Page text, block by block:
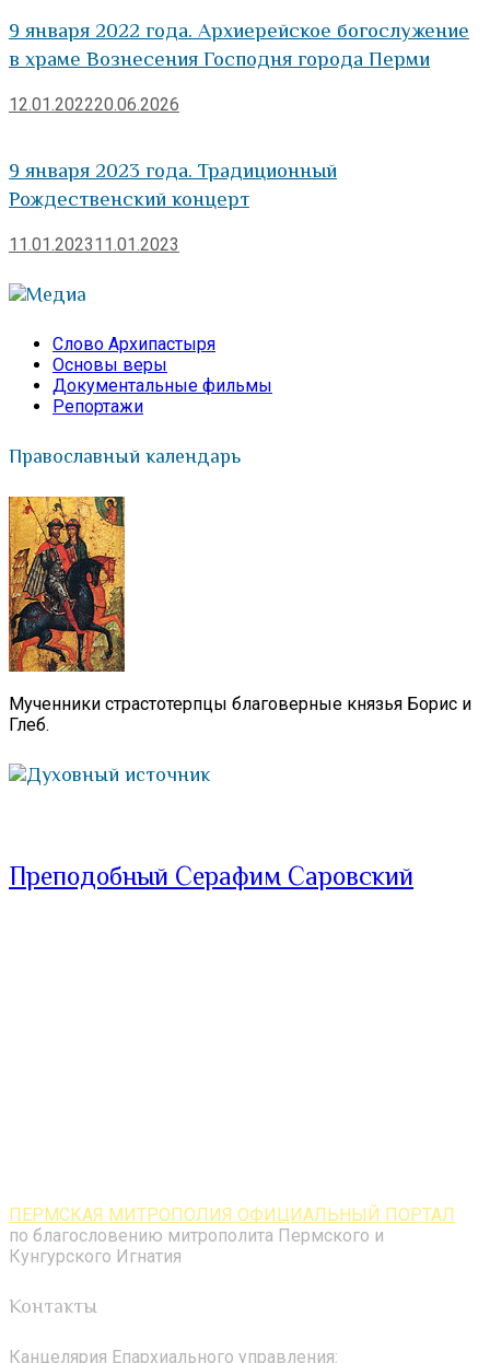
9 января 2022 года. Архиерейское богослужение
в храме Вознесения Господня города Перми
12.01.202220.06.2026
9 января 2023 года. Традиционный
Рождественский концерт
11.01.202311.01.2023
Медиа
Слово Архипастыря
Основы веры
Документальные фильмы
Репортажи
Православный календарь
Мученники страстотерпцы благоверные князья Борис и
Глеб.
Духовный источник
Преподобный Серафим Саровский
ПЕРМСКАЯ МИТРОПОЛИЯ ОФИЦИАЛЬНЫЙ ПОРТАЛ
по благословению митрополита Пермского и
Кунгурского Игнатия
Контакты
Канцелярия Епархиального управления: